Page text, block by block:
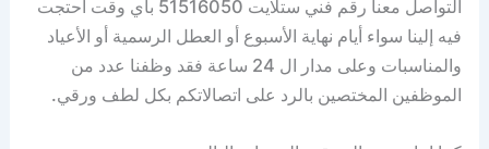
التواصل معنا رقم فني ستلايت 51516050 بأي وقت احتجت
فيه إلينا سواء أيام نهاية الأسبوع أو العطل الرسمية أو الأعياد
والمناسبات وعلى مدار ال 24 ساعة فقد وظفنا عدد من
الموظفين المختصين بالرد على اتصالاتكم بكل لطف ورقي.